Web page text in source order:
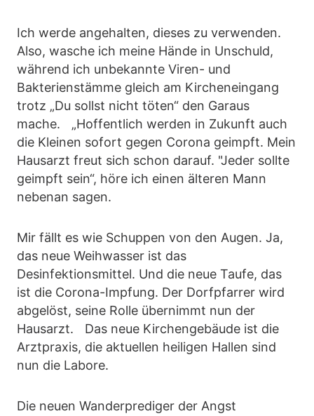
Ich werde angehalten, dieses zu verwenden.
Also, wasche ich meine Hände in Unschuld,
während ich unbekannte Viren- und
Bakterienstämme gleich am Kircheneingang
trotz „Du sollst nicht töten“ den Garaus
mache. „Hoffentlich werden in Zukunft auch
die Kleinen sofort gegen Corona geimpft. Mein
Hausarzt freut sich schon darauf. "Jeder sollte
geimpft sein“, höre ich einen älteren Mann
nebenan sagen.
Mir fällt es wie Schuppen von den Augen. Ja,
das neue Weihwasser ist das
Desinfektionsmittel. Und die neue Taufe, das
ist die Corona-Impfung. Der Dorfpfarrer wird
abgelöst, seine Rolle übernimmt nun der
Hausarzt. Das neue Kirchengebäude ist die
Arztpraxis, die aktuellen heiligen Hallen sind
nun die Labore.
Die neuen Wanderprediger der Angst